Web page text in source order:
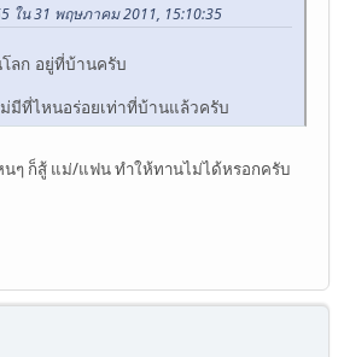
ใน 31 พฤษภาคม 2011, 15:10:35
ลก อยู่ที่บ้านครับ
มีที่ไหนอร่อยเท่าที่บ้านแล้วครับ
นๆ ก็สู้ แม่/แฟน ทำให้ทานไม่ได้หรอกครับ